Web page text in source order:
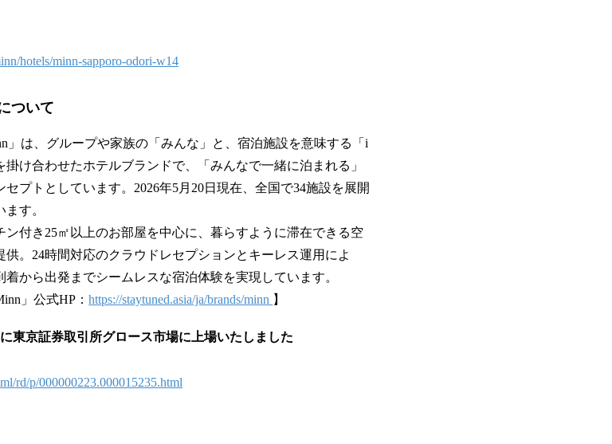
hotels/minn-sapporo-odori-w14
ついて
」は、グループや家族の「みんな」と、宿泊施設を意味する「i
掛け合わせたホテルブランドで、「みんなで一緒に泊まれる」
セプトとしています。2026年5月20日現在、全国で34施設を展開
ます。
ン付き25㎡以上のお部屋を中心に、暮らすように滞在できる空
供。24時間対応のクラウドレセプションとキーレス運用によ
着から出発までシームレスな宿泊体験を実現しています。
」公式HP：https://staytuned.asia/ja/brands/minn 】
東京証券取引所グロース市場に上場いたしました
rd/p/000000223.000015235.html